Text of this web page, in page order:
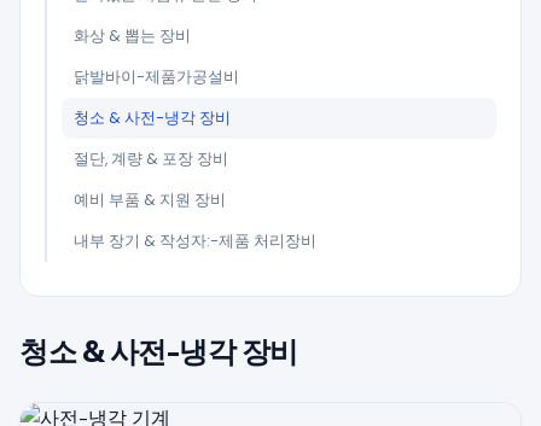
화상 & 뽑는 장비
닭발바이-제품가공설비
청소 & 사전-냉각 장비
절단, 계량 & 포장 장비
예비 부품 & 지원 장비
내부 장기 & 작성자:-제품 처리장비
청소 & 사전-냉각 장비